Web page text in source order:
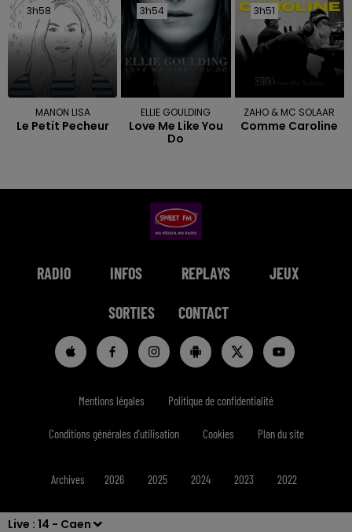
Live : 14 - Caen
3h58
3h58
MANON LISA
Le Petit Pecheur
3h54
3h54
ELLIE GOULDING
Love Me Like You
Do
3h51
3h51
ZAHO & MC SOLAAR
Comme Caroline
RADIO INFOS REPLAYS JEUX
SORTIES CONTACT
Mentions légales Politique de confidentialité
Conditions générales d'utilisation Cookies Plan du site
Archives 2026 2025 2024 2023 2022